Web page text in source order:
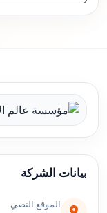
بيانات الشركة
الموقع النصي